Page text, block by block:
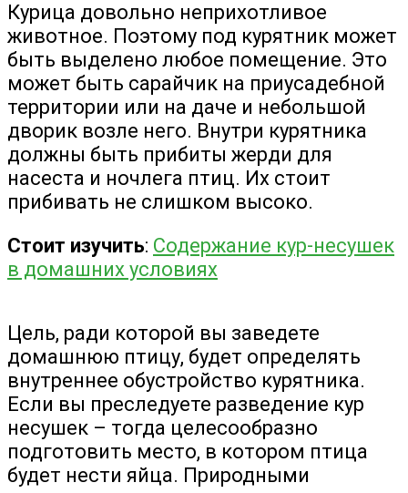
Курица довольно неприхотливое
животное. Поэтому под курятник может
быть выделено любое помещение. Это
может быть сарайчик на приусадебной
территории или на даче и небольшой
дворик возле него. Внутри курятника
должны быть прибиты жерди для
насеста и ночлега птиц. Их стоит
прибивать не слишком высоко.
Стоит изучить: Содержание кур-несушек
в домашних условиях
Цель, ради которой вы заведете
домашнюю птицу, будет определять
внутреннее обустройство курятника.
Если вы преследуете разведение кур
несушек – тогда целесообразно
подготовить место, в котором птица
будет нести яйца. Природными